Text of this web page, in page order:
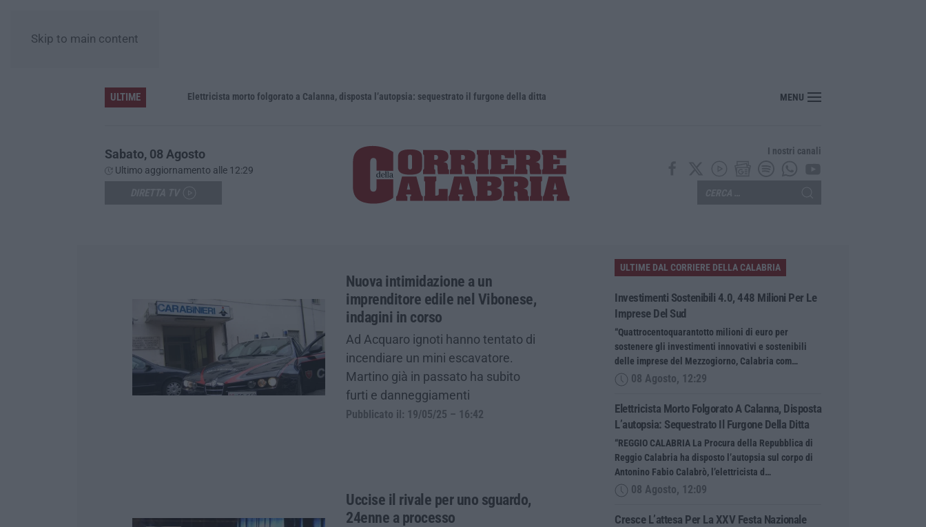
Skip to main content
ULTIME Elettricista morto folgorato a Calanna, disposta l’autopsia: sequestrato il furgone della ditta Cresce l’attesa per la XXV Festa Nazionale dello Stocco di Cittanova
MENU
Sabato, 08 Agosto
Ultimo aggiornamento alle 12:29
I nostri canali
Nuova intimidazione a un
imprenditore edile nel Vibonese,
indagini in corso
Ad Acquaro ignoti hanno tentato di
incendiare un mini escavatore.
Martino già in passato ha subito
furti e danneggiamenti
Pubblicato il: 19/05/25 – 16:42
Uccise il rivale per uno sguardo,
24enne a processo
ULTIME DAL CORRIERE DELLA CALABRIA
Investimenti Sostenibili 4.0, 448 Milioni Per Le
Imprese Del Sud
“Quattrocentoquarantotto milioni di euro per
sostenere gli investimenti innovativi e sostenibili
delle imprese del Mezzogiorno, Calabria com…
08 Agosto, 12:29
Elettricista Morto Folgorato A Calanna, Disposta
L’autopsia: Sequestrato Il Furgone Della Ditta
“REGGIO CALABRIA La Procura della Repubblica di
Reggio Calabria ha disposto l’autopsia sul corpo di
Antonino Fabio Calabrò, l’elettricista d…
08 Agosto, 12:09
Cresce L’attesa Per La XXV Festa Nazionale